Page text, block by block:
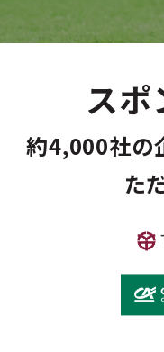
スポ
約4,000社の
た